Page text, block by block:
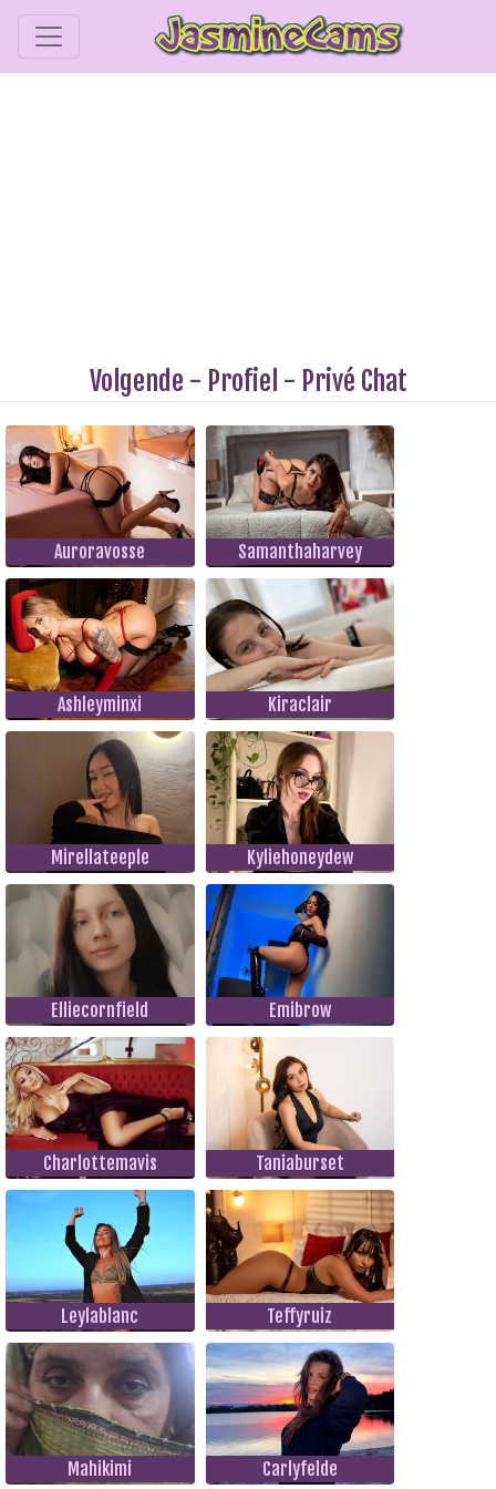
Volgende - Profiel - Privé Chat
Auroravosse Samanthaharvey
Ashleyminxi Kiraclair
Mirellateeple Kyliehoneydew
Elliecornfield Emibrow
Charlottemavis Taniaburset
Leylablanc Teffyruiz
Mahikimi Carlyfelde